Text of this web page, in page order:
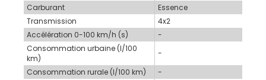
Carburant
Essence
Transmission
4x2
Accélération 0-100 km/h (s)
-
Consommation urbaine (l/100
km)
-
Consommation rurale (l/100 km)
-